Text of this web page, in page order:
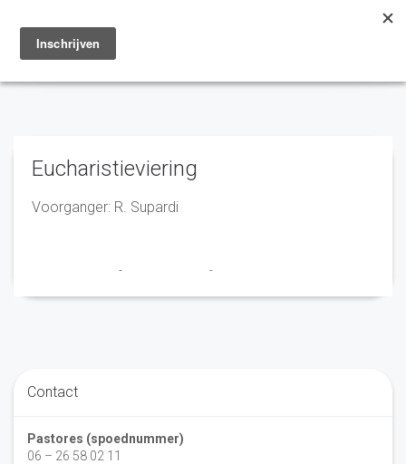
Toggle
navigation
Eucharistieviering
Voorganger: R. Supardi
- -
Contact
Pastores (spoednummer)
06 – 26 58 02 11